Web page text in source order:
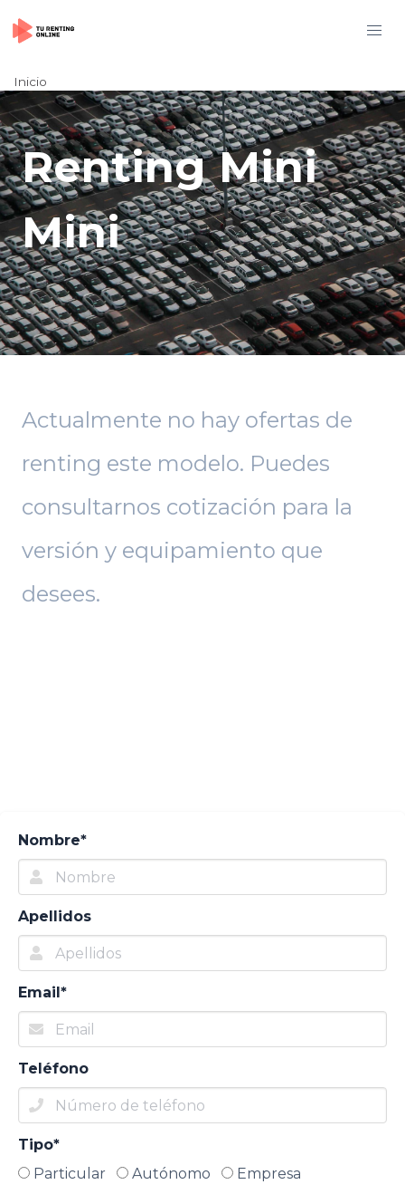
Inicio
Renting Mini
Mini
Actualmente no hay ofertas de
renting este modelo. Puedes
consultarnos cotización para la
versión y equipamiento que
desees.
Nombre*
Apellidos
Email*
Teléfono
Tipo*
Particular
Autónomo
Empresa